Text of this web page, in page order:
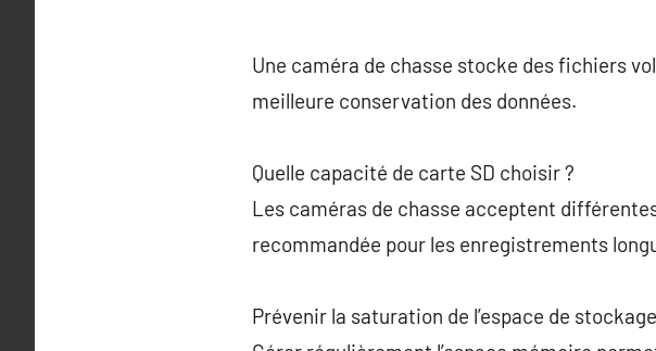
Une caméra de chasse stocke des fichiers
meilleure conservation des données.
Quelle capacité de carte SD choisir ?
Les caméras de chasse acceptent
recommandée pour les enregistrements
Prévenir la saturation de l’espace de stockage